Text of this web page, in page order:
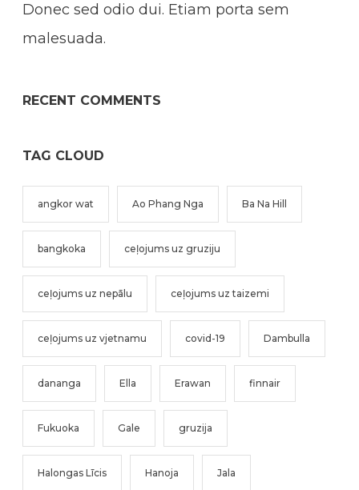
Donec sed odio dui. Etiam porta sem
malesuada.
RECENT COMMENTS
TAG CLOUD
angkor wat Ao Phang Nga Ba Na Hill
bangkoka ceļojums uz gruziju
ceļojums uz nepālu ceļojums uz taizemi
ceļojums uz vjetnamu covid-19 Dambulla
dananga Ella Erawan finnair
Fukuoka Gale gruzija
Halongas Līcis Hanoja Jala